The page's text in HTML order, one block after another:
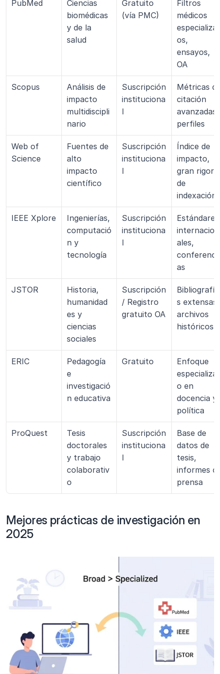
PubMed
Ciencias
biomédicas
y de la
salud
Gratuito
(vía PMC)
Filtros
médicos
os,
ensayos,
OA
Scopus
Análisis de
impacto
multidiscipli
nario
Suscripción
instituciona
l
Métricas
citación
avanzadas,
perfiles
Web of
Science
Fuentes de
alto
impacto
científico
Suscripción
instituciona
l
Índice de
impacto,
gran rigor
de
indexación
IEEE Xplore
Ingenierías,
computació
n y
tecnología
Suscripción
instituciona
l
Estándares
internacion
ales,
conferenci
as
JSTOR
Historia,
humanidad
es y
ciencias
sociales
Suscripción
/ Registro
gratuito OA
Bibliografía
s extensas,
archivos
históricos
ERIC
Pedagogía
e
investigació
n educativa
Gratuito
Enfoque
o en
docencia y
política
ProQuest
Tesis
doctorales
y trabajo
colaborativ
o
Suscripción
instituciona
l
Base de
datos de
tesis,
informes
prensa
Mejores prácticas de investigación en
2025